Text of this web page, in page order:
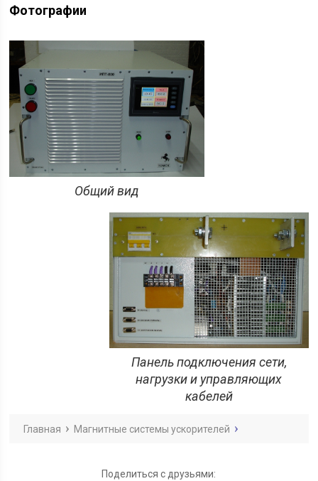
Фотографии
Общий вид
Панель подключения сети,
нагрузки и управляющих
кабелей
Главная Магнитные системы ускорителей
Поделиться с друзьями: